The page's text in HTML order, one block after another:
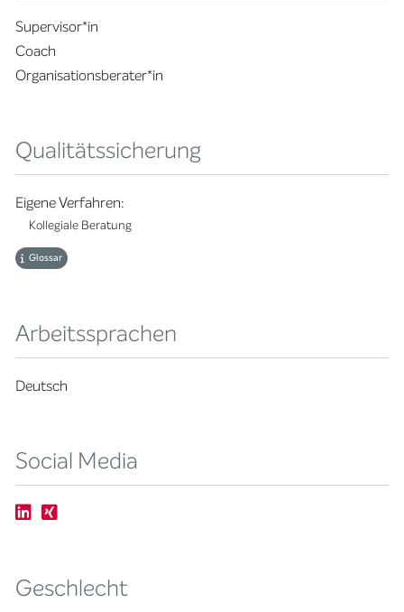
Supervisor*in
Coach
Organisationsberater*in
Qualitätssicherung
Eigene Verfahren:
Kollegiale Beratung
Glossar
Arbeitssprachen
Deutsch
Social Media
Geschlecht